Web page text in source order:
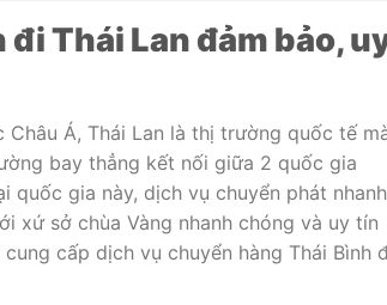
Thái Lan đảm bảo,
Á, Thái Lan là thị trường quốc tế
bay thẳng kết nối giữa 2 quốc gia
quốc gia này, dịch vụ chuyển phát nhanh
xứ sở chùa Vàng nhanh chóng và uy tín
cấp dịch vụ chuyển hàng Thái Bình